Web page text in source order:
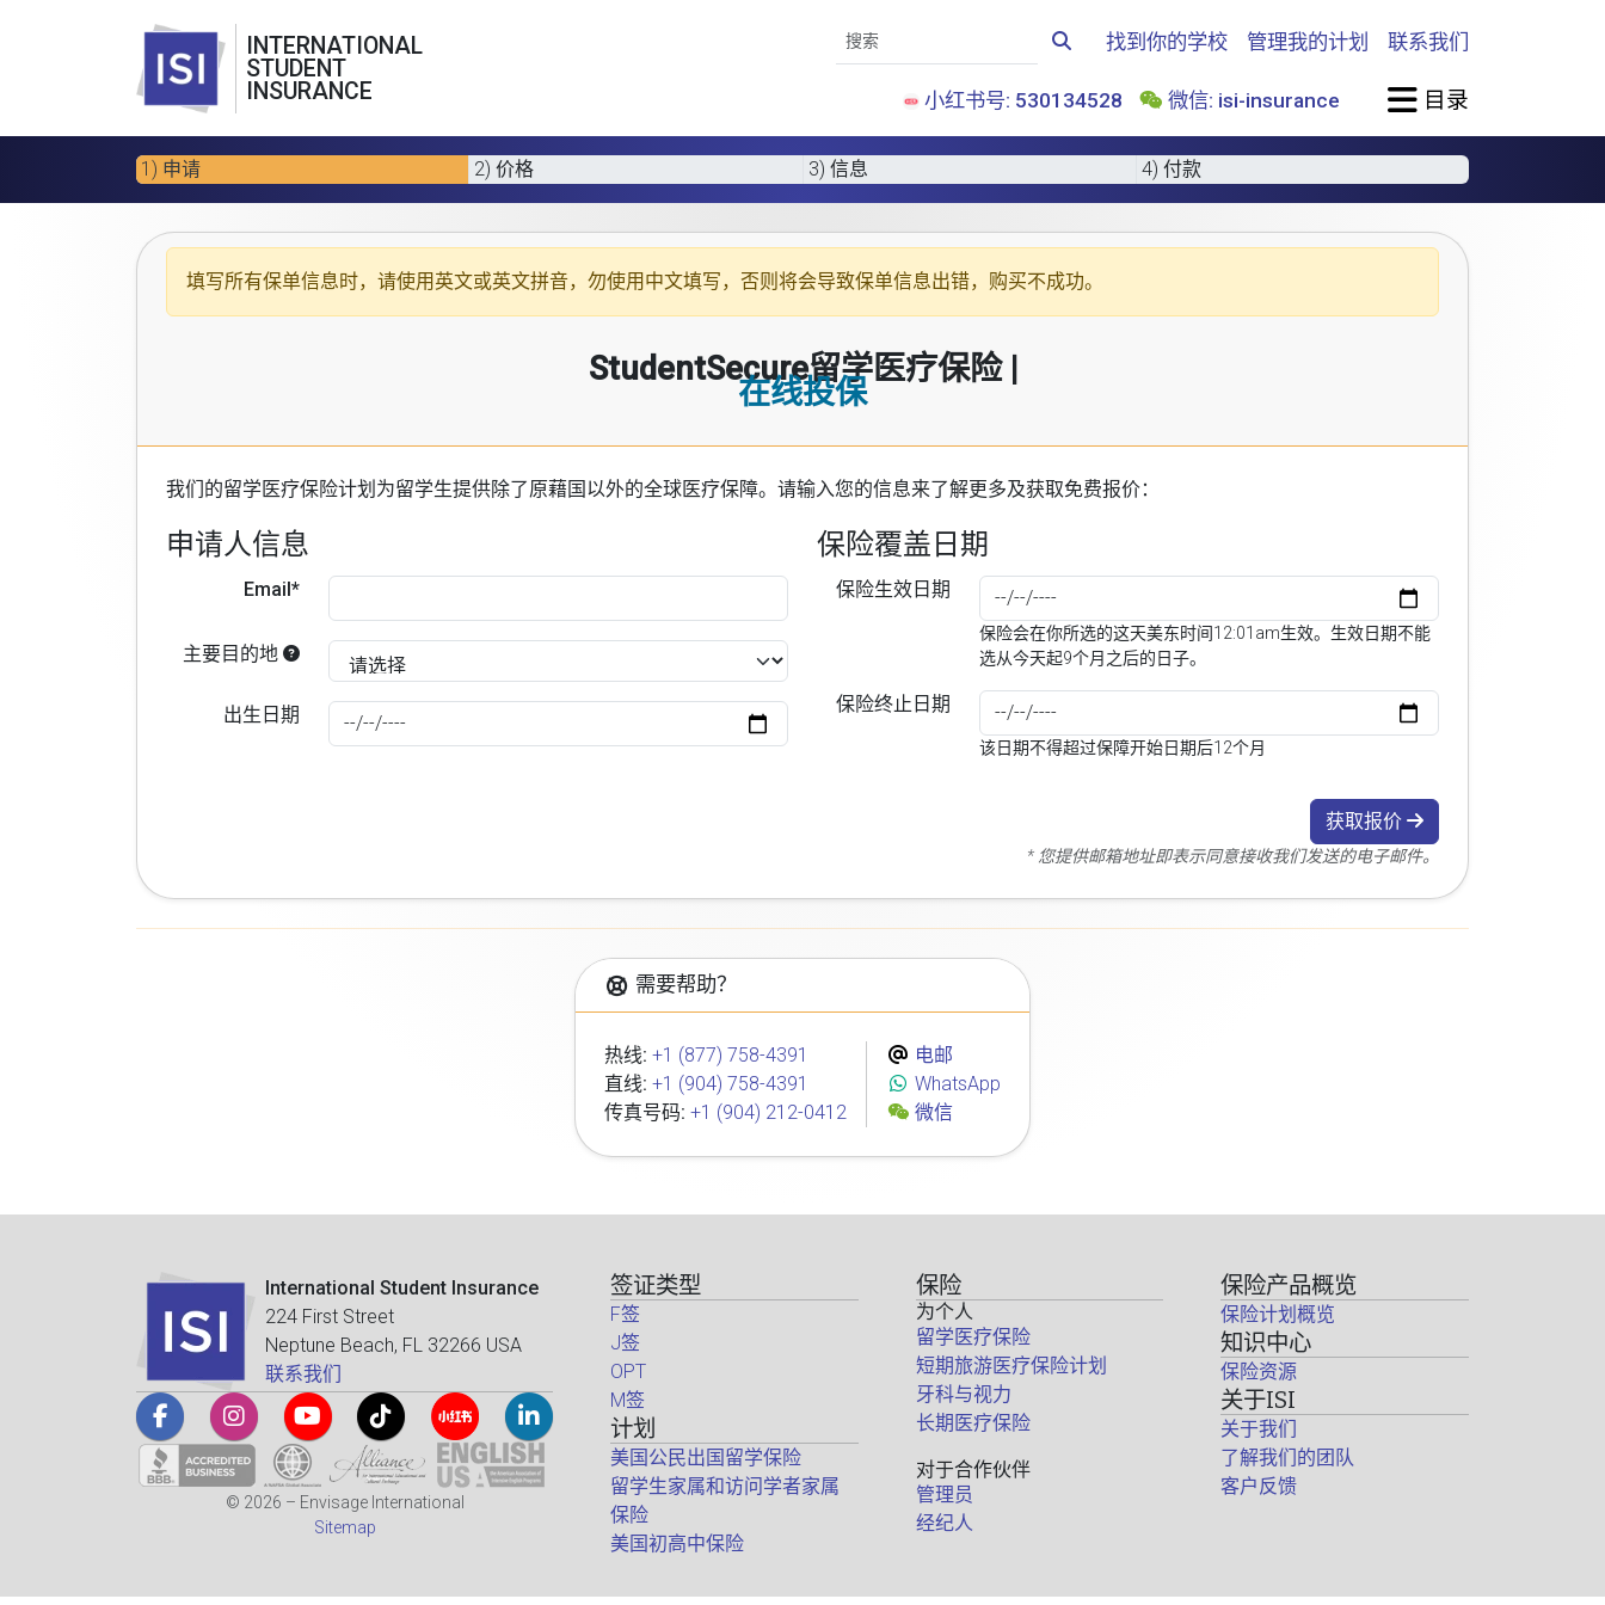
INTERNATIONAL
STUDENT
INSURANCE
找到你的学校 管理我的计划 联系我们
小红书号: 530134528 微信: isi-insurance 目录
1) 申请 2) 价格 3) 信息 4) 付款
填写所有保单信息时，请使用 英文或英文拼音，勿使用中文填写，否则将会导致保单信息出错，购买不成功。
StudentSecure留学医疗保险 |
在线投保
我们的留学医疗保险计划 为留学生提供除了原藉国以外的全球医疗保障。请输入您的信息来了解更多及获取免费报价：
申请人信息
Email*
主要目的地
出生日期
保险覆盖日期
保险生效日期
保险会在你所选的这天美东时间12:01am生效。生效日期不能
选从今天起9个月之后的日子。
保险终止日期
该日期不得超过保障开始日期后12个月
获取报价
* 您提供邮箱地址即表示同意接收我们发送的电子邮件。
需要帮助？
热线: +1 (877) 758-4391
直线: +1 (904) 758-4391
传真号码: +1 (904) 212-0412
电邮
WhatsApp
微信
International Student Insurance
224 First Street
Neptune Beach, FL 32266 USA
联系我们
© 2026 – Envisage International
Sitemap
签证类型
F签
J签
OPT
M签
计划
美国公民出国留学保险
留学生家属和访问学者家属
保险
美国初高中保险
保险
为个人
留学医疗保险
短期旅游医疗保险计划
牙科与视力
长期医疗保险
对于合作伙伴
管理员
经纪人
保险产品概览
保险计划概览
知识中心
保险资源
关于ISI
关于我们
了解我们的团队
客户反馈